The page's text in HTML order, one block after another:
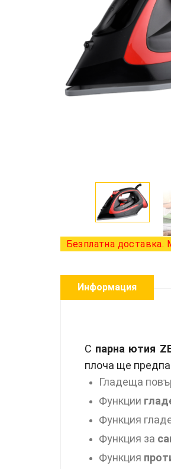
Безплатна доставка.
Информация
С парна ютия
плоча ще
Гладеща
Функции
Функция
Функция за
Функция